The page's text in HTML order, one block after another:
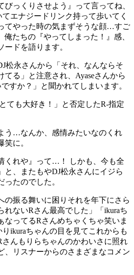
びっくりさせよう』って言ってね、
エナジードリンク持って歩いてく
てやった時の気まずそうな顔…すご
たちの『やってしまった！』感、
ドを語ります。
松永さんから「それ、なんならそ
てる」と注意され、Ayaseさんから
すか？」と聞かれてしまいます。
ても大好き！」と否定したR-指定
う…なんか、感情みたいなのくれ
に。
くれや』って…！ しかも、今も全
と、またもやDJ松永さんにイジら
ったのでした。
の振る舞いに困りそれを年下にさら
れないRさん最高でした」「ikuraち
なってるRさんめちゃくちゃ笑いま
ikuraちゃんの目を見てこれからも
んもりらちゃんのかわいさに照れ
、リスナーからのさまざまなコメン